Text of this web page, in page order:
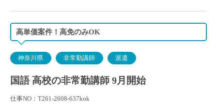
高単価案件！高免のみOK
神奈川県 非常勤講師 派遣
国語 高校の非常勤講師 9月開始
仕事NO：T261-2608-637kok